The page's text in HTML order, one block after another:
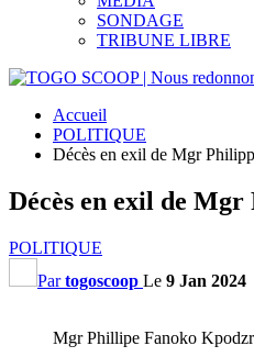
SONDAGE
TRIBUNE LIBRE
Accueil
POLITIQUE
Décès en exil de Mgr
Décès en exil de
POLITIQUE
Partogoscoop Le 9 Jan 2024
Mgr Phillipe Fanoko